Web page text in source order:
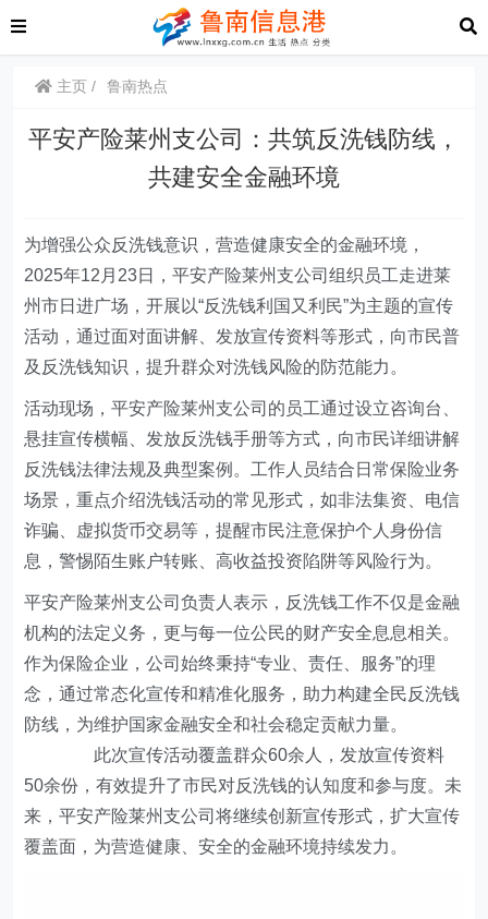
主页 鲁南热点
平安产险莱州支公司：共筑反洗钱防线，
共建安全金融环境
为增强公众反洗钱意识，营造健康安全的金融环境，
2025年12月23日，平安产险莱州支公司组织员工走进莱
州市日进广场，开展以“反洗钱利国又利民”为主题的宣传
活动，通过面对面讲解、发放宣传资料等形式，向市民普
及反洗钱知识，提升群众对洗钱风险的防范能力。
活动现场，平安产险莱州支公司的员工通过设立咨询台、
悬挂宣传横幅、发放反洗钱手册等方式，向市民详细讲解
反洗钱法律法规及典型案例。工作人员结合日常保险业务
场景，重点介绍洗钱活动的常见形式，如非法集资、电信
诈骗、虚拟货币交易等，提醒市民注意保护个人身份信
息，警惕陌生账户转账、高收益投资陷阱等风险行为。
平安产险莱州支公司负责人表示，反洗钱工作不仅是金融
机构的法定义务，更与每一位公民的财产安全息息相关。
作为保险企业，公司始终秉持“专业、责任、服务”的理
念，通过常态化宣传和精准化服务，助力构建全民反洗钱
防线，为维护国家金融安全和社会稳定贡献力量。
此次宣传活动覆盖群众60余人，发放宣传资料
50余份，有效提升了市民对反洗钱的认知度和参与度。未
来，平安产险莱州支公司将继续创新宣传形式，扩大宣传
覆盖面，为营造健康、安全的金融环境持续发力。